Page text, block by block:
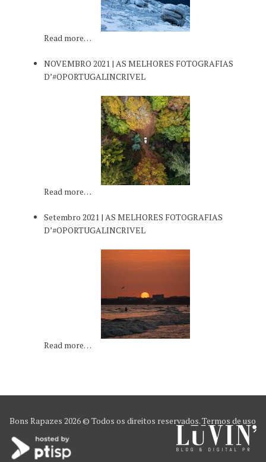
Read more…
NOVEMBRO 2021 | AS MELHORES FOTOGRAFIAS
D’#OPORTUGALINCRIVEL
Read more…
Setembro 2021 | AS MELHORES FOTOGRAFIAS
D’#OPORTUGALINCRIVEL
Read more…
Bons Rapazes 2026 © Todos os direitos reservados.Termos de uso